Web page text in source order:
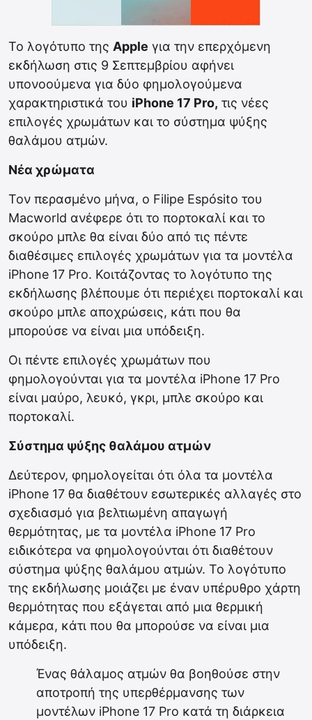
Το λογότυπο της Apple για την επερχόμενη
εκδήλωση στις 9 Σεπτεμβρίου αφήνει
υπονοούμενα για δύο φημολογούμενα
χαρακτηριστικά του iPhone 17 Pro, τις νέες
επιλογές χρωμάτων και το σύστημα ψύξης
θαλάμου ατμών.
Νέα χρώματα
Τον περασμένο μήνα, ο Filipe Espósito του
Macworld ανέφερε ότι το πορτοκαλί και το
σκούρο μπλε θα είναι δύο από τις πέντε
διαθέσιμες επιλογές χρωμάτων για τα μοντέλα
iPhone 17 Pro. Κοιτάζοντας το λογότυπο της
εκδήλωσης βλέπουμε ότι περιέχει πορτοκαλί και
σκούρο μπλε αποχρώσεις, κάτι που θα
μπορούσε να είναι μια υπόδειξη.
Οι πέντε επιλογές χρωμάτων που
φημολογούνται για τα μοντέλα iPhone 17 Pro
είναι μαύρο, λευκό, γκρι, μπλε σκούρο και
πορτοκαλί.
Σύστημα ψύξης θαλάμου ατμών
Δεύτερον, φημολογείται ότι όλα τα μοντέλα
iPhone 17 θα διαθέτουν εσωτερικές αλλαγές στο
σχεδιασμό για βελτιωμένη απαγωγή
θερμότητας, με τα μοντέλα iPhone 17 Pro
ειδικότερα να φημολογούνται ότι διαθέτουν
σύστημα ψύξης θαλάμου ατμών. Το λογότυπο
της εκδήλωσης μοιάζει με έναν υπέρυθρο χάρτη
θερμότητας που εξάγεται από μια θερμική
κάμερα, κάτι που θα μπορούσε να είναι μια
υπόδειξη.
Ένας θάλαμος ατμών θα βοηθούσε στην
αποτροπή της υπερθέρμανσης των
μοντέλων iPhone 17 Pro κατά τη διάρκεια